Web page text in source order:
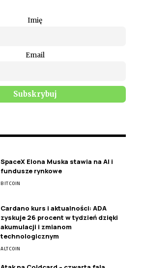
Imię
Email
SpaceX Elona Muska stawia na AI i
fundusze rynkowe
BITCOIN
Cardano kurs i aktualności: ADA
zyskuje 26 procent w tydzień dzięki
akumulacji i zmianom
technologicznym
ALTCOIN